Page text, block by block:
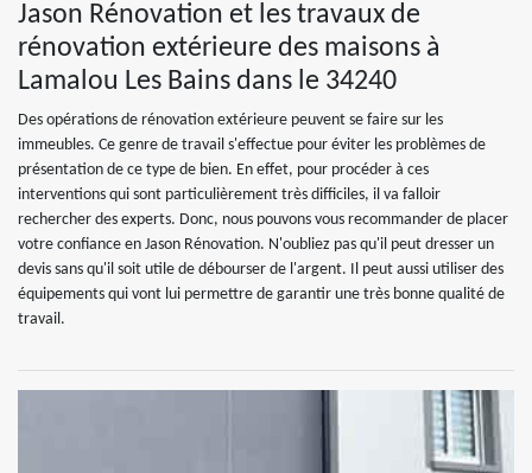
Jason Rénovation et les travaux de
rénovation extérieure des maisons à
Lamalou Les Bains dans le 34240
Des opérations de rénovation extérieure peuvent se faire sur les
immeubles. Ce genre de travail s'effectue pour éviter les problèmes de
présentation de ce type de bien. En effet, pour procéder à ces
interventions qui sont particulièrement très difficiles, il va falloir
rechercher des experts. Donc, nous pouvons vous recommander de placer
votre confiance en Jason Rénovation. N'oubliez pas qu'il peut dresser un
devis sans qu'il soit utile de débourser de l'argent. Il peut aussi utiliser des
équipements qui vont lui permettre de garantir une très bonne qualité de
travail.